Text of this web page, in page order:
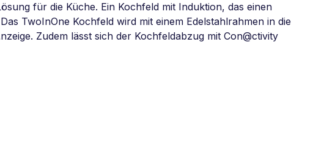
für die Küche. Ein Kochfeld mit Induktion, das einen
TwoInOne Kochfeld wird mit einem Edelstahlrahmen in die
Zudem lässt sich der Kochfeldabzug mit Con@ctivity